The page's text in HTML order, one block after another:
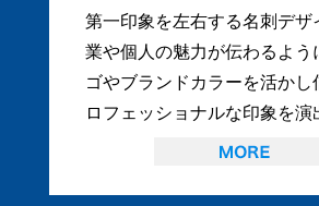
第一印象を左右する名刺デザ
業や個人の魅力が伝わるよう
ゴやブランドカラーを活かし
ロフェッショナルな印象を演